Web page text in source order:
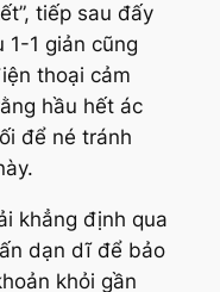
tiếp sau đấy
1 giản cũng
thoại cảm
hầu hết ác
để né tránh
khẳng định qua
dạn dĩ để bảo
khỏi gần